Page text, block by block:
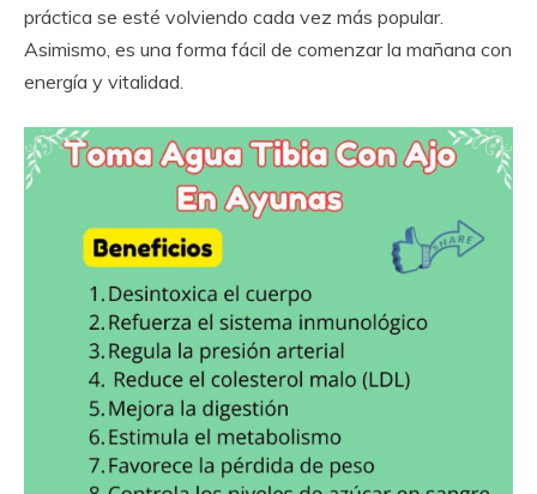
práctica se esté volviendo cada vez más popular.
Asimismo, es una forma fácil de comenzar la mañana con
energía y vitalidad.